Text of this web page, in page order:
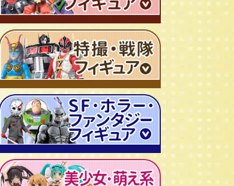
超合金・DX超合金
ソフビ
広告ノベルティグッズ
ジャンボマシンダー
キャラクター消しゴム
ビックリマンシール
ダイアクロン
変身サイボーグ
昭和レトロなミニカー
ミクロマン
レトロプラモデル
ワンピース/ONE PIECE
聖闘士聖矢
キン肉マン
ドラゴンボール
北斗の拳
ルパン三世
鉄人28号
仮面ライダー
ゴジラ
人造人間キカイダー